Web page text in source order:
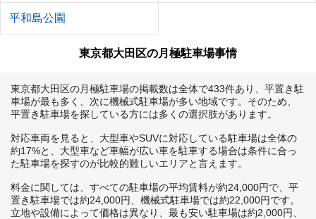
平和島公園
東京都大田区の月極駐車場事情
東京都大田区の月極駐車場の掲載数は全体で433件あり、平置き駐
車場が最も多く、次に機械式駐車場が多い地域です。そのため、
平置き駐車場を探している方には多くの選択肢があります。
対応車両を見ると、大型車やSUVに対応している駐車場は全体の
約17%と、大型車など車幅が広い車を駐車する場合は条件に合っ
た駐車場を探すのが比較的難しいエリアと言えます。
料金に関しては、すべての駐車場の平均賃料が約24,000円で、平
置き駐車場では約24,000円、機械式駐車場では約22,000円です。
立地や設備によって価格は異なり、最も安い駐車場は約2,000円、